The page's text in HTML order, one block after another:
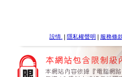
設情. 隱私權聲明 服務條